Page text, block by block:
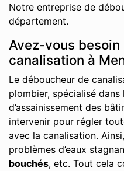
Notre entreprise de
département.
Avez-vous
canalisation à
Le déboucheur de
plombier, spécialisé dans
d’assainissement des
intervenir pour régler
avec la canalisation.
problèmes d’eaux
bouchés, etc. Tout cela